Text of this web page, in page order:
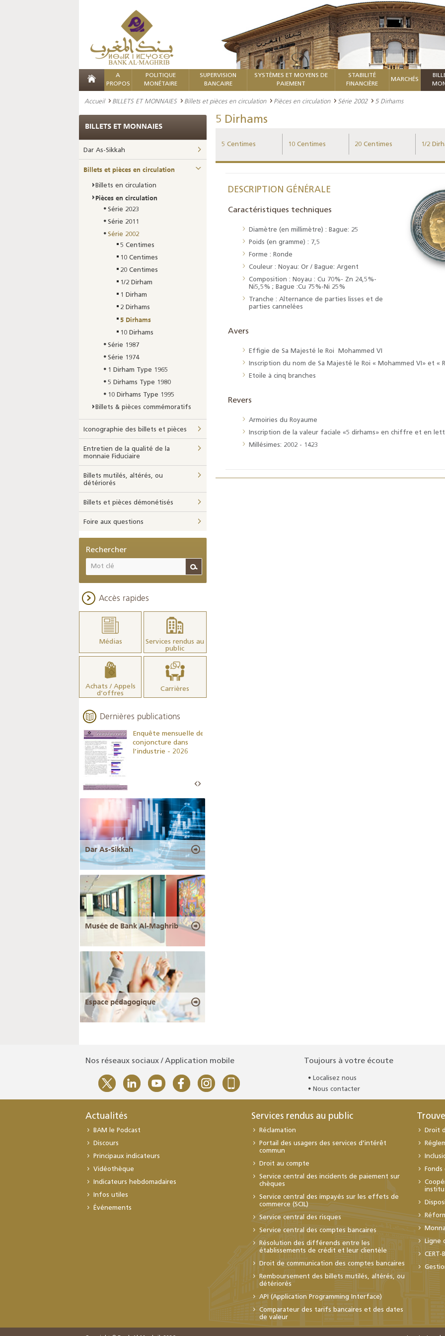
A
PROPOS
POLITIQUE
MONÉTAIRE
SUPERVISION
BANCAIRE
SYSTÈMES ET MOYENS DE
PAIEMENT
STABILITÉ
FINANCIÈRE
MARCHÉS
Accueil BILLETS ET MONNAIES Billets et pièces en circulation Pièces en circulation Série 2002 5 Dirhams
5 Dirhams
5 Centimes 10 Centimes 20 Centimes 1/2
DESCRIPTION GÉNÉRALE
Caractéristiques techniques
Diamètre (en millimètre) : Bague: 25
Poids (en gramme) : 7,5
Forme : Ronde
Couleur : Noyau: Or / Bague: Argent
Composition : Noyau : Cu 70%- Zn 24,5%-
Ni5,5% ; Bague :Cu 75%-Ni 25%
Tranche : Alternance de parties lisses et de
parties cannelées
Avers
Effigie de Sa Majesté le Roi Mohammed VI
Inscription du nom de Sa Majesté le Roi « Mohammed VI» et «
Etoile à cinq branches
Revers
Armoiries du Royaume
Inscription de la valeur faciale «5 dirhams» en chiffre et en
Millésimes: 2002 - 1423
BILLETS ET MONNAIES
Dar As-Sikkah
Billets et pièces en circulation
Billets en circulation
Pièces en circulation
Série 2023
Série 2011
Série 2002
5 Centimes
10 Centimes
20 Centimes
1/2 Dirham
1 Dirham
2 Dirhams
5 Dirhams
10 Dirhams
Série 1987
Série 1974
1 Dirham Type 1965
5 Dirhams Type 1980
10 Dirhams Type 1995
Billets & pièces commémoratifs
Iconographie des billets et pièces
Entretien de la qualité de la
monnaie Fiduciaire
Billets mutilés, altérés, ou
détériorés
Billets et pièces démonétisés
Foire aux questions
Rechercher
Accès rapides
Médias
Services rendus au
public
Achats / Appels
d’offres
Carrières
Dernières publications
Enquête mensuelle de
conjoncture dans
l’industrie - 2026
Dar As-Sikkah
Musée de Bank Al-Maghrib
Espace pédagogique
Nos réseaux sociaux / Application mobile Toujours à votre écoute
Localisez nous
Nous contacter
Actualités
BAM le Podcast
Discours
Principaux indicateurs
Vidéothèque
Indicateurs hebdomadaires
Infos utiles
Événements
Services rendus au public
Réclamation
Portail des usagers des services d’intérêt
commun
Droit au compte
Service central des incidents de paiement sur
chèques
Service central des impayés sur les effets de
commerce (SCIL)
Service central des risques
Service central des comptes bancaires
Résolution des différends entre les
établissements de crédit et leur clientèle
Droit de communication des comptes bancaires
Remboursement des billets mutilés, altérés, ou
détériorés
API (Application Programming Interface)
Comparateur des tarifs bancaires et des dates
de valeur
Droit
Ligne
CERT-